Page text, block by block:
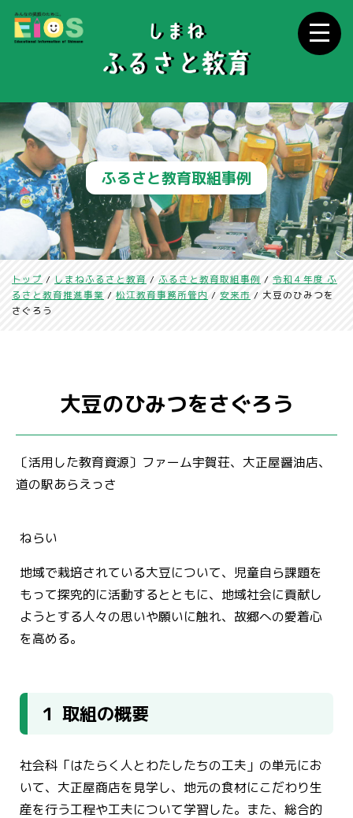
このページの本文へ
ふるさと教育取組事例
現
在
の
トップ / しまねふるさと教育 / ふるさと教育取組事例 / 令和４年度 ふ
るさと教育推進事業 / 松江教育事務所管内 / 安来市 / 大豆のひみつを
さぐろう
大豆のひみつをさぐろう
〔活用した教育資源〕ファーム宇賀荘、大正屋醤油店、
道の駅あらえっさ
ねらい
地域で栽培されている大豆について、児童自ら課題を
もって探究的に活動するとともに、地域社会に貢献し
ようとする人々の思いや願いに触れ、故郷への愛着心
を高める。
１ 取組の概要
社会科「はたらく人とわたしたちの工夫」の単元にお
いて、大正屋商店を見学し、地元の食材にこだわり生
産を行う工程や工夫について学習した。また、総合的